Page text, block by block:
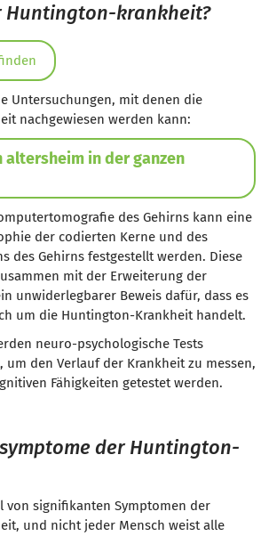
Huntington-krankheit?
Untersuchungen, mit denen die
nachgewiesen werden kann:
altersheim in der ganzen
des Gehirns kann eine
der codierten Kerne und des
des Gehirns festgestellt werden. Diese
mit der Erweiterung der
unwiderlegbarer Beweis dafür, dass es
um die Huntington-Krankheit handelt.
neuro-psychologische Tests
, um den Verlauf der Krankheit zu messen,
Fähigkeiten getestet werden.
der Huntington-
von signifikanten Symptomen der
und nicht jeder Mensch weist alle